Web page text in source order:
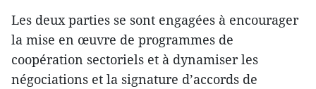
Les deux parties se sont engagées à encourager
la mise en œuvre de programmes de
coopération sectoriels et à dynamiser les
négociations et la signature d’accords de